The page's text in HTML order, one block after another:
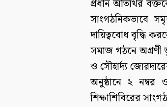
প্রধান অতিথির
সাংগঠনিকভাবে
দায়িত্ববোধ বৃদ্ধি
সমাজ গঠনে অগ্রণী
ও সৌহার্দ্য
অনুষ্ঠানে ২ নম্বর
শিক্ষাশিবিরের